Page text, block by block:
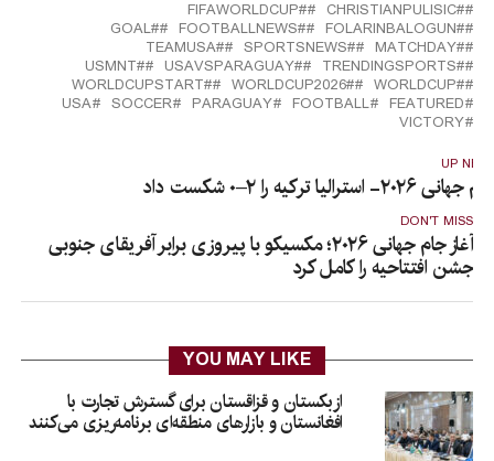
#CHRISTIANPULISIC
#FIFAWORLDCUP
#FOLARINBALOGUN
#FOOTBALLNEWS
#GOAL
#MATCHDAY
#SPORTSNEWS
#TEAMUSA
#TRENDINGSPORTS
#USAVSPARAGUAY
#USMNT
#WORLDCUP
#WORLDCUP2026
#WORLDCUPSTART
FEATURED
FOOTBALL
PARAGUAY
SOCCER
USA
VICTORY
UP
جهانی ۲۰۲۶- استرالیا ترکیه را ۲–۰ شکست داد
DON'T MISS
آغاز جام جهانی ۲۰۲۶؛ مکسیکو با پیروزی برابر آفریقای جنوبی
جشن افتتاحیه را کامل کرد
YOU MAY LIKE
ازبکستان و قزاقستان برای گسترش تجارت با
افغانستان و بازارهای منطقه‌ای برنامه‌ریزی می‌کنند